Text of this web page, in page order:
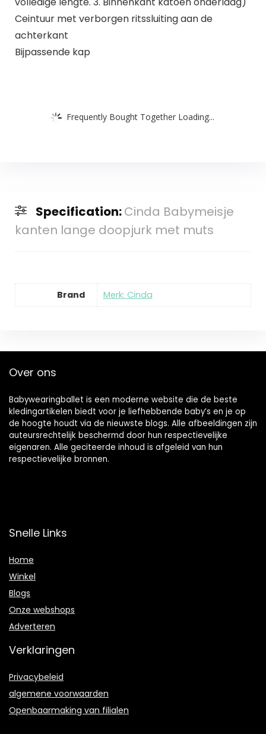
Ceintuur met verborgen ritssluiting aan de
achterkant
Bijpassende kap
Frequently Bought Together Loading...
Specification:Cinda Babymeisje
kanten lange doopjurk met muts
Brand Merk: Cinda
Over ons
Babywearingballet is een moderne website die de beste
kledingartikelen biedt voor je liefhebbende baby’s en je op
de hoogte houdt via de nieuwste blogs. Alle afbeeldingen zijn
auteursrechtelijk beschermd door hun respectievelijke
eigenaren. Alle geciteerde inhoud is afgeleid van hun
respectievelijke bronnen.
Snelle Links
Home
Winkel
Blogs
Onze webshops
Adverteren
Verklaringen
Privacybeleid
algemene voorwaarden
Openbaarmaking van filialen